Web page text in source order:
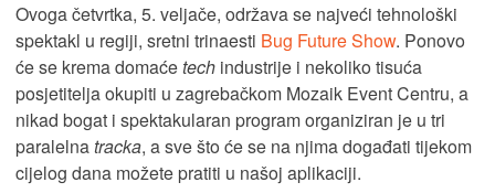
Ovoga četvrtka, 5. veljače, održava se najveći tehnološki
spektakl u regiji, sretni trinaesti Bug Future Show. Ponovo
će se krema domaćetech industrije i nekoliko tisuća
posjetitelja okupiti u zagrebačkom Mozaik Event Centru, a
nikad bogat i spektakularan program organiziran je u tri
paralelnatracka, a sve što će se na njima događati tijekom
cijelog dana možete pratiti u našoj aplikaciji.